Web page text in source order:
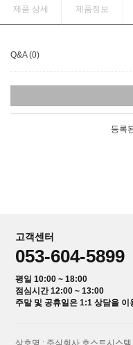
제품 상세 제품정보
Q&A (0)
등록
고객센터
053-604-5899
평일 10:00 ~ 18:00
점심시간 12:00 ~ 13:00
주말 및 공휴일은 1:1 상담을 이
상호명 : 주식회사 호스트시스템